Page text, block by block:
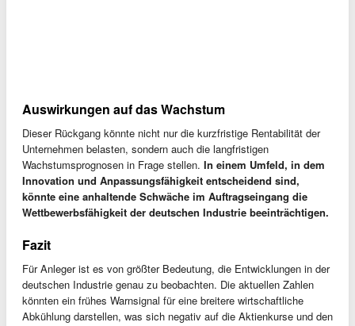
Auswirkungen auf das Wachstum
Dieser Rückgang könnte nicht nur die kurzfristige Rentabilität der
Unternehmen belasten, sondern auch die langfristigen
Wachstumsprognosen in Frage stellen. In einem Umfeld, in dem
Innovation und Anpassungsfähigkeit entscheidend sind,
könnte eine anhaltende Schwäche im Auftragseingang die
Wettbewerbsfähigkeit der deutschen Industrie beeinträchtigen.
Fazit
Für Anleger ist es von größter Bedeutung, die Entwicklungen in der
deutschen Industrie genau zu beobachten. Die aktuellen Zahlen
könnten ein frühes Warnsignal für eine breitere wirtschaftliche
Abkühlung darstellen, was sich negativ auf die Aktienkurse und den